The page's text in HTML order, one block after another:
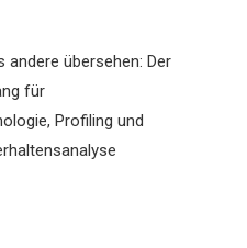
andere übersehen: Der
für
Profiling und